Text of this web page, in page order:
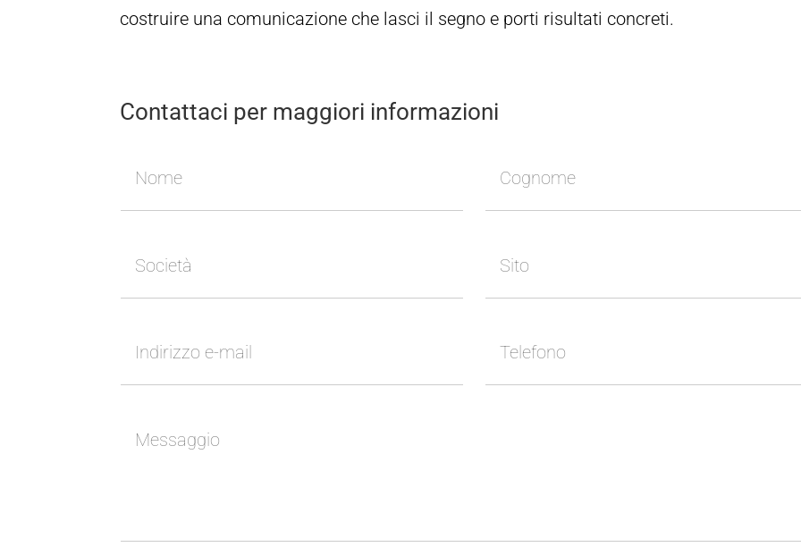
costruire una comunicazione che lasci il segno e porti risultati concreti.
Contattaci per maggiori informazioni